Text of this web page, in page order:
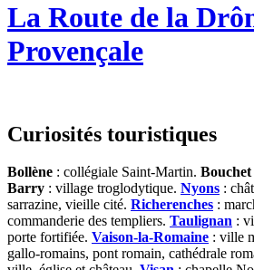
La Route de la
Provençale
Curiosités touristiques
Bollène : collégiale Saint-Martin. Bouchet
Barry : village troglodytique. Nyons :
sarrazine, vieille cité. Richerenches :
commanderie des templiers. Taulignan :
porte fortifiée. Vaison-la-Romaine : ville
gallo-romains, pont romain, cathédrale